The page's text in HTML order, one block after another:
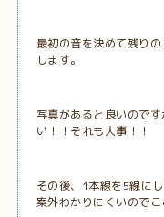
最初の音を決めて残り
します。
写真があると良いので
い！！それも大事！！
その後、1本線を5線に
案外わかりにくいので